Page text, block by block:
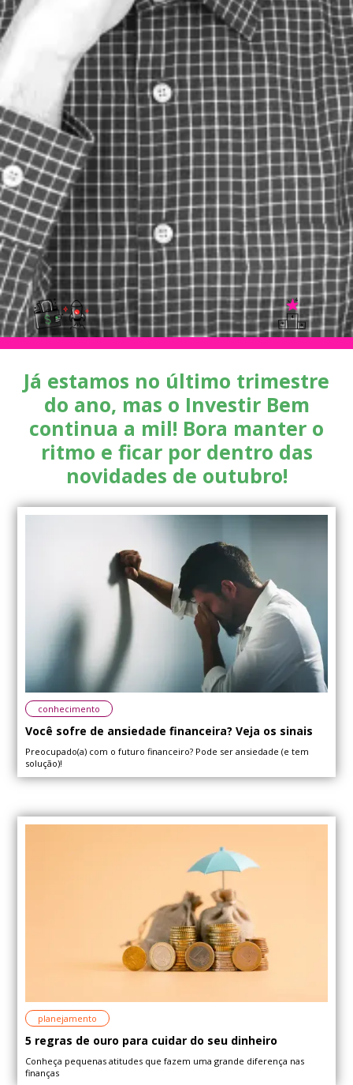
Já estamos no último trimestre
do ano, mas o Investir Bem
continua a mil! Bora manter o
ritmo e ficar por dentro das
novidades de outubro!
conhecimento
Você sofre de ansiedade financeira? Veja os sinais
Preocupado(a) com o futuro financeiro? Pode ser ansiedade (e tem
solução)!
planejamento
5 regras de ouro para cuidar do seu dinheiro
Conheça pequenas atitudes que fazem uma grande diferença nas
finanças